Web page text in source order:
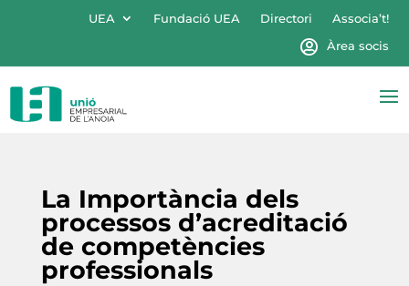
UEA Fundació UEA Directori
Associa’t!
Àrea socis
La Importància dels
processos d’acreditació
de competències
professionals